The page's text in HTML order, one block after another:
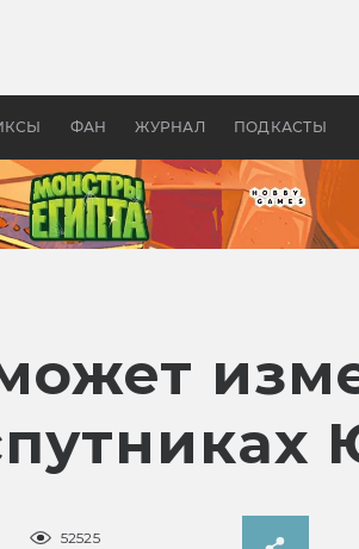
ФАН ЖУРНАЛ ПОДКАСТЫ
Древней Грецией
52525